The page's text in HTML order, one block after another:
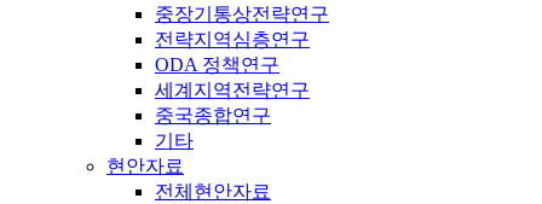
중장기통상전략연구
전략지역심층연구
ODA 정책연구
세계지역전략연구
중국종합연구
기타
현안자료
전체현안자료